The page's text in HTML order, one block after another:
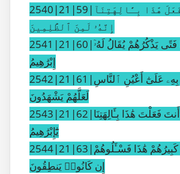
2540|21|59|قَالُوا۟ مَن فَعَلَ هَٰذَا بِـَٔالِهَتِنَآ
إِنَّهُۥ لَمِنَ ٱلظَّٰلِمِينَ
2541|21|60|قَالُوا۟ سَمِعْنَا فَتًى يَذْكُرُهُمْ يُقَالُ لَهُۥٓ
إِبْرَٰهِيمُ
2542|21|61|قَالُوا۟ فَأْتُوا۟ بِهِۦ عَلَىٰٓ أَعْيُنِ ٱلنَّاسِ
لَعَلَّهُمْ يَشْهَدُونَ
2543|21|62|قَالُوٓا۟ ءَأَنتَ فَعَلْتَ هَٰذَا بِـَٔالِهَتِنَا
يَٰٓإِبْرَٰهِيمُ
2544|21|63|قَالَ بَلْ فَعَلَهُۥ كَبِيرُهُمْ هَٰذَا فَسْـَٔلُوهُمْ
إِن كَانُوا۟ يَنطِقُونَ